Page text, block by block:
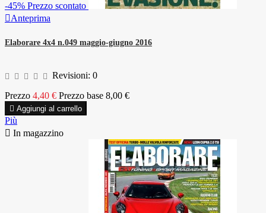
-45% Prezzo scontato
Anteprima
Elaborare 4x4 n.049 maggio-giugno 2016
Revisioni: 0
Prezzo 4,40 € Prezzo base 8,00 €
 Aggiungi al carrello
Più
 In magazzino